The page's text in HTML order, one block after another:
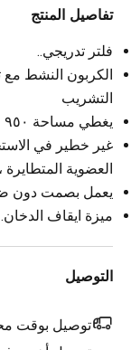
تفاصيل المنتج
فلتر تدريجي..
الكربون النشط مع
التشريب
يغطي مساحة ٩٥٠ متر.
غير خطير في
العضوية
يعمل بصمت دون
ميزة ايقاف الدخان.
التوصيل
توصيل بوقت